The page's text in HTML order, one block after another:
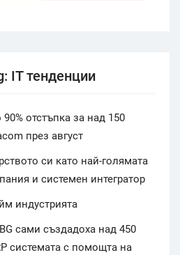
IT тенденции
отстъпка за над 150
през август
си като най-голямата
и системен интегратор
индустрията
сами създадоха над 450
системата с помощта на